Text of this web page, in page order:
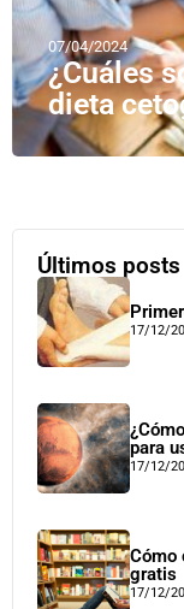
07/04/2024
¿Cuáles
dieta
Últimos posts
17/12/
para
17/12/
Cómo
gratis
17/12/